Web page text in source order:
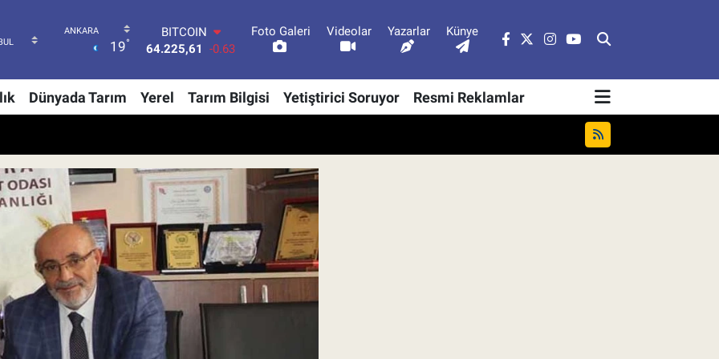
19°
BITCOIN
64.225,61
-0.63
47,6704 0
EURO
55,0406 -0.08
GRAM ALTIN
6510.40 0.45
BİST100
13.799 70
Foto Galeri Videolar Yazarlar Künye
Dünyada Tarım Yerel Tarım Bilgisi Yetiştirici Soruyor Resmi Reklamlar